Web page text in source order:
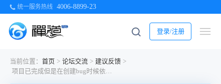
统一服务热线 4006-8899-23
登录/注册
当前位置： 首页 > 论坛交流 > 建议反馈 >
项目已完成但是在创建bug时候依然可以选择